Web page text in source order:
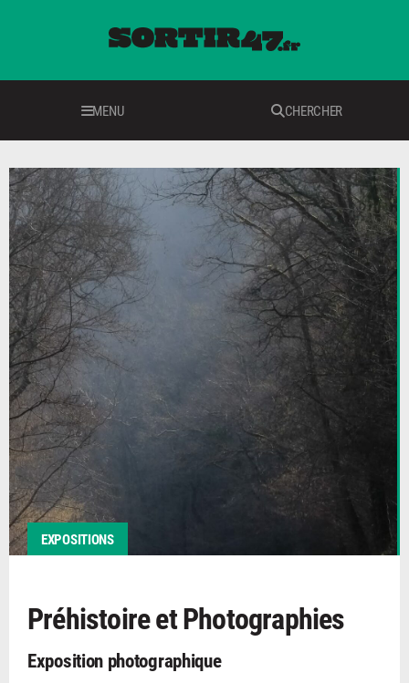
MENU CHERCHER
EXPOSITIONS
Préhistoire et Photographies
Exposition photographique